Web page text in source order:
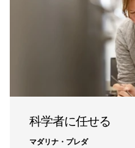
科学者に任せる
マダリナ・プレダ